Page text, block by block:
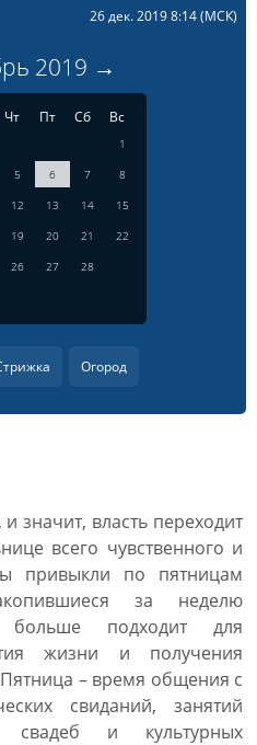
26 дек. 2019 8:14(МСК)
2019 →
Чт Пт Сб Вс
1
5 6 7
8
12 13 14
15
19 20 21
22
26 27
28
Огород
значит, власть переходит
всего чувственного и
привыкли по пятницам
за неделю
подходит для
жизни и получения
Пятница – время общения с
свиданий, занятий
и культурных